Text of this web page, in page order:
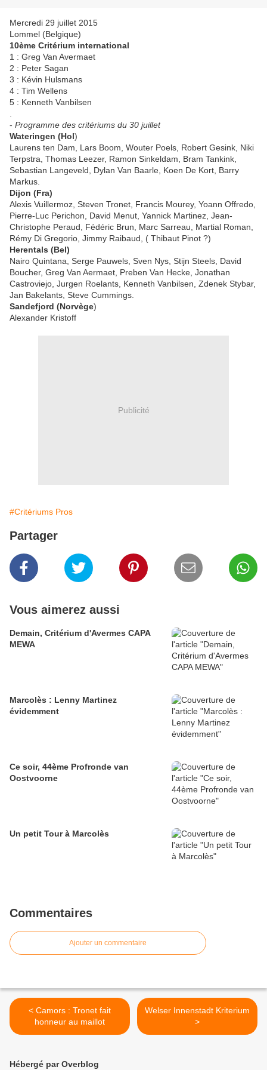
Mercredi 29 juillet 2015
Lommel (Belgique)
10ème Critérium international
1 : Greg Van Avermaet
2 : Peter Sagan
3 : Kévin Hulsmans
4 : Tim Wellens
5 : Kenneth Vanbilsen
- Programme des critériums du 30 juillet
Wateringen (Hol)
Laurens ten Dam, Lars Boom, Wouter Poels, Robert Gesink, Niki
Terpstra, Thomas Leezer, Ramon Sinkeldam, Bram Tankink,
Sebastian Langeveld, Dylan Van Baarle, Koen De Kort, Barry
Markus.
Dijon (Fra)
Alexis Vuillermoz, Steven Tronet, Francis Mourey, Yoann Offredo,
Pierre-Luc Perichon, David Menut, Yannick Martinez, Jean-
Christophe Peraud, Fédéric Brun, Marc Sarreau, Martial Roman,
Rémy Di Gregorio, Jimmy Raibaud, ( Thibaut Pinot ?)
Herentals (Bel)
Nairo Quintana, Serge Pauwels, Sven Nys, Stijn Steels, David
Boucher, Greg Van Aermaet, Preben Van Hecke, Jonathan
Castroviejo, Jurgen Roelants, Kenneth Vanbilsen, Zdenek Stybar,
Jan Bakelants, Steve Cummings.
Sandefjord (Norvège)
Alexander Kristoff
Publicité
#Critériums Pros
Partager
Vous aimerez aussi
Demain, Critérium d'Avermes CAPA
MEWA
Marcolès : Lenny Martinez
évidemment
Ce soir, 44ème Profronde van
Oostvoorne
Un petit Tour à Marcolès
Commentaires
Ajouter un commentaire
< Camors : Tronet fait
honneur au maillot
Welser Innenstadt Kriterium
>
Hébergé par Overblog